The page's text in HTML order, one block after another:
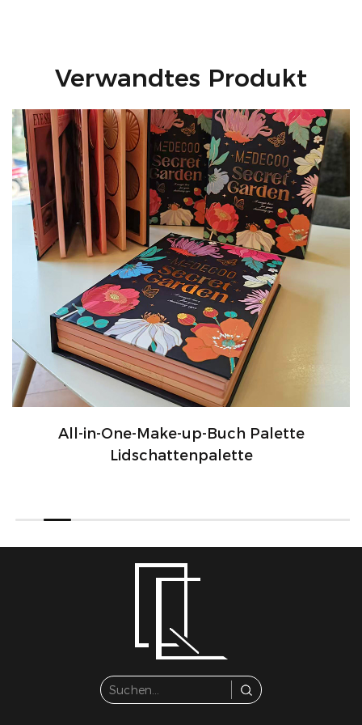
Verwandtes Produkt
All-in-One-Make-up-Buch Palette
Lidschattenpalette